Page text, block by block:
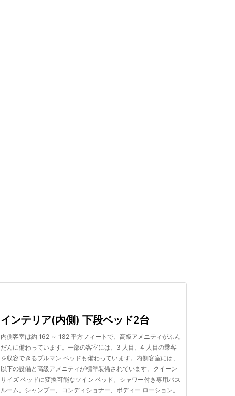
インテリア(内側) 下段ベッド2台
内側客室は約 162 ～ 182 平方フィートで、高級アメニティがふん
だんに備わっています。一部の客室には、3 人目、4 人目の乗客
を収容できるプルマン ベッドも備わっています。内側客室には、
以下の設備と高級アメニティが標準装備されています。クイーン
サイズ ベッドに変換可能なツイン ベッド。シャワー付き専用バス
ルーム。シャンプー、コンディショナー、ボディー ローション。